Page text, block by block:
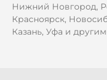
Нижний Новгород,
Красноярск,
Казань, Уфа и